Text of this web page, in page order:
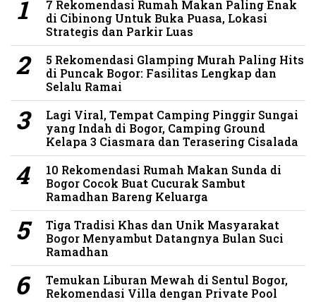
7 Rekomendasi Rumah Makan Paling Enak
di Cibinong Untuk Buka Puasa, Lokasi
Strategis dan Parkir Luas
5 Rekomendasi Glamping Murah Paling Hits
di Puncak Bogor: Fasilitas Lengkap dan
Selalu Ramai
Lagi Viral, Tempat Camping Pinggir Sungai
yang Indah di Bogor, Camping Ground
Kelapa 3 Ciasmara dan Terasering Cisalada
10 Rekomendasi Rumah Makan Sunda di
Bogor Cocok Buat Cucurak Sambut
Ramadhan Bareng Keluarga
Tiga Tradisi Khas dan Unik Masyarakat
Bogor Menyambut Datangnya Bulan Suci
Ramadhan
Temukan Liburan Mewah di Sentul Bogor,
Rekomendasi Villa dengan Private Pool